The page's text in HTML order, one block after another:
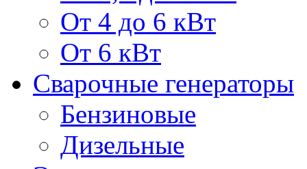
От 4 до 6 кВт
От 6 кВт
Сварочные генераторы
Бензиновые
Дизельные